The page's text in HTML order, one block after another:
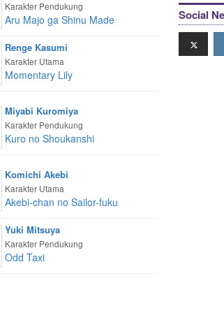
Karakter Pendukung
Aru Majo ga Shinu Made
Renge Kasumi
Karakter Utama
Momentary Lily
Miyabi Kuromiya
Karakter Pendukung
Kuro no Shoukanshi
Komichi Akebi
Karakter Utama
Akebi-chan no Sailor-fuku
Yuki Mitsuya
Karakter Pendukung
Odd Taxi
Social